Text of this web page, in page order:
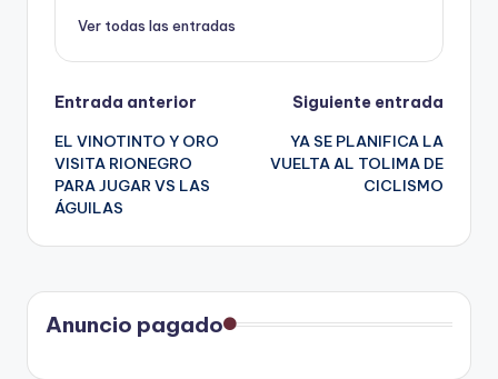
Ver todas las entradas
Navegación
de
entradas
Entrada anterior
EL VINOTINTO Y ORO
VISITA RIONEGRO
PARA JUGAR VS LAS
ÁGUILAS
Siguiente entrada
YA SE PLANIFICA LA
VUELTA AL TOLIMA DE
CICLISMO
Anuncio pagado